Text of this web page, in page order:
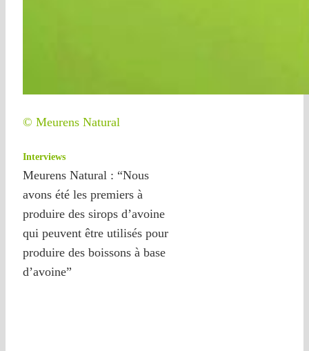
© Meurens Natural
Interviews
Meurens Natural : “Nous
avons été les premiers à
produire des sirops d’avoine
qui peuvent être utilisés pour
produire des boissons à base
d’avoine”